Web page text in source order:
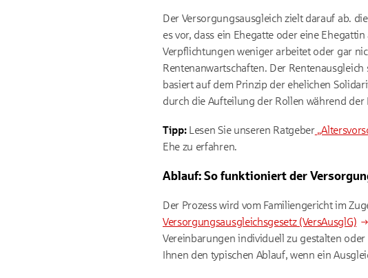
Der Versorgungsausgleich zielt darauf ab.
es vor, dass ein Ehegatte oder eine
Verpflichtungen weniger arbeitet oder gar
Rentenanwartschaften. Der
basiert auf dem Prinzip der ehelichen
durch die Aufteilung der Rollen während der
Tipp:Lesen Sie unseren Ratgeber
Ehe zu erfahren.
Ablauf: So funktioniert der
Der Prozess wird vom Familiengericht im
Versorgungsausgleichsgesetz (VersAusglG)
Vereinbarungen individuell zu gestalten
Ihnen den typischen Ablauf, wenn ein